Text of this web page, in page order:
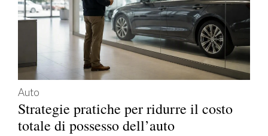
Auto
Strategie pratiche per ridurre il costo
totale di possesso dell’auto